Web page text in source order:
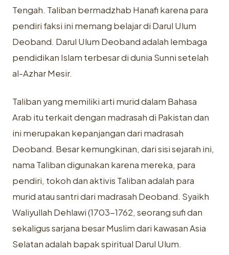
Tengah. Taliban bermadzhab Hanafi karena para
pendiri faksi ini memang belajar di Darul Ulum
Deoband. Darul Ulum Deoband adalah lembaga
pendidikan Islam terbesar di dunia Sunni setelah
al-Azhar Mesir.
Taliban yang memiliki arti murid dalam Bahasa
Arab itu terkait dengan madrasah di Pakistan dan
ini merupakan kepanjangan dari madrasah
Deoband. Besar kemungkinan, dari sisi sejarah ini,
nama Taliban digunakan karena mereka, para
pendiri, tokoh dan aktivis Taliban adalah para
murid atau santri dari madrasah Deoband. Syaikh
Waliyullah Dehlawi (1703-1762, seorang sufi dan
sekaligus sarjana besar Muslim dari kawasan Asia
Selatan adalah bapak spiritual Darul Ulum.